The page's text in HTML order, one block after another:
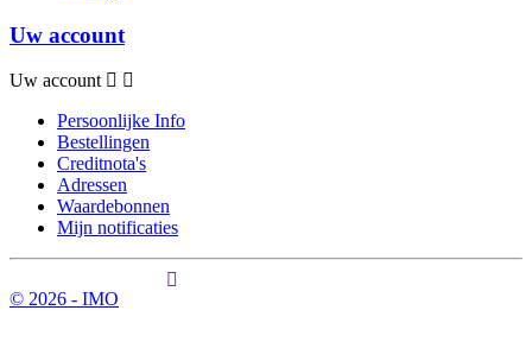
Uw account
Uw account
Persoonlijke Info
Bestellingen
Creditnota's
Adressen
Waardebonnen
Mijn notificaties
© 2026 - IMO